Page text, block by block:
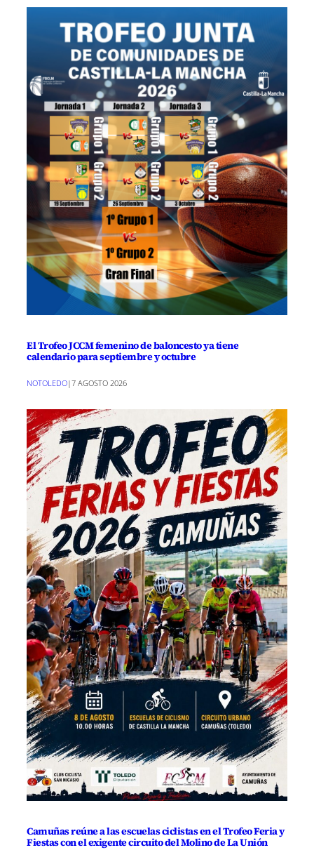
El Trofeo JCCM femenino de baloncesto ya tiene
calendario para septiembre y octubre
NOTOLEDO|7 AGOSTO 2026
Camuñas reúne a las escuelas ciclistas en el Trofeo Feria y
Fiestas con el exigente circuito del Molino de La Unión